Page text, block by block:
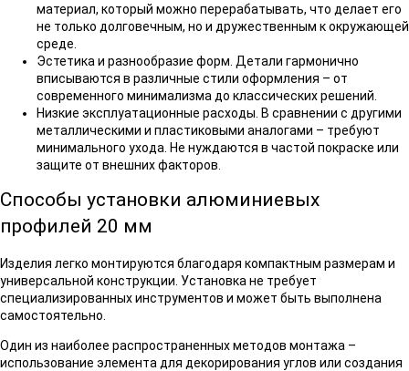
материал, который можно перерабатывать, что делает его
не только долговечным, но и дружественным к окружающей
среде.
Эстетика и разнообразие форм. Детали гармонично
вписываются в различные стили оформления – от
современного минимализма до классических решений.
Низкие эксплуатационные расходы. В сравнении с другими
металлическими и пластиковыми аналогами – требуют
минимального ухода. Не нуждаются в частой покраске или
защите от внешних факторов.
Способы установки алюминиевых
профилей 20 мм
Изделия легко монтируются благодаря компактным размерам и
универсальной конструкции. Установка не требует
специализированных инструментов и может быть выполнена
самостоятельно.
Один из наиболее распространенных методов монтажа –
использование элемента для декорирования углов или создания